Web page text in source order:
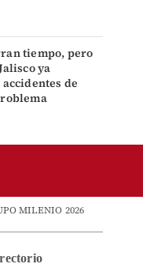
tiempo, pero
ya
de
MILENIO 2026